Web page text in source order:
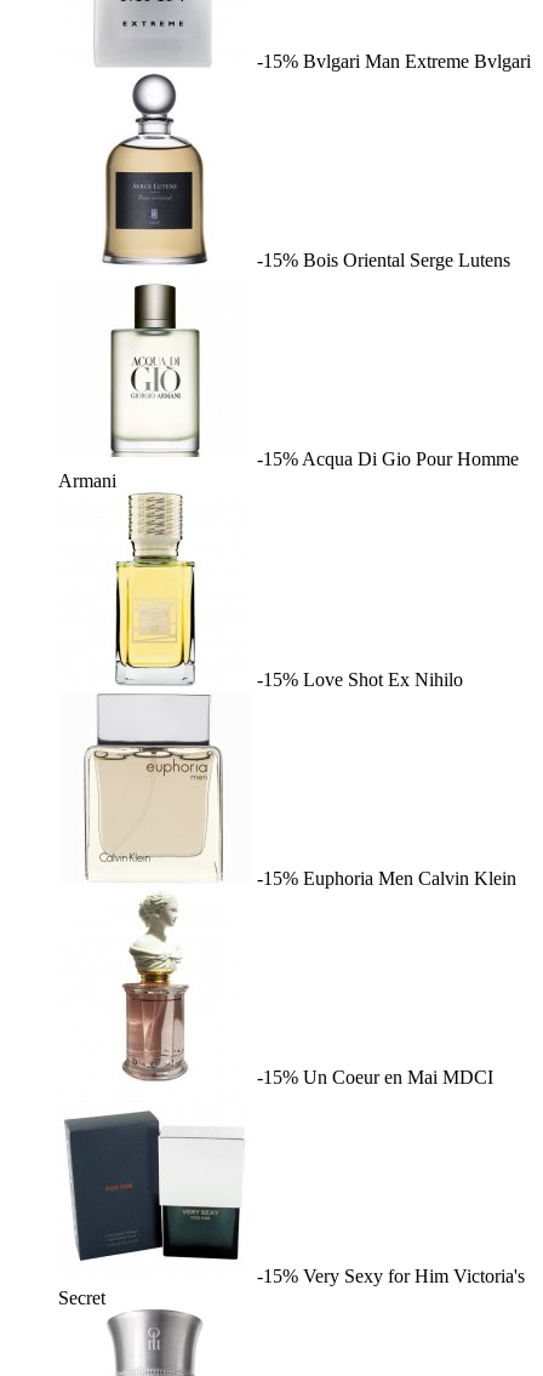
-15% Bvlgari Man Extreme Bvlgari
-15% Bois Oriental Serge Lutens
-15% Acqua Di Gio Pour Homme
Armani
-15% Love Shot Ex Nihilo
-15% Euphoria Men Calvin Klein
-15% Un Coeur en Mai MDCI
-15% Very Sexy for Him Victoria's
Secret